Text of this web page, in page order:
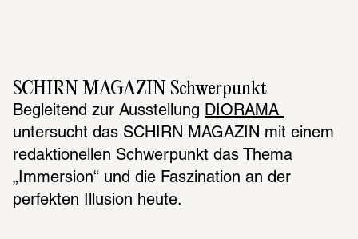
SCHIRN MAGAZIN Schwerpunkt
Begleitend zur Ausstellung
untersucht das SCHIRN MAGAZIN mit einem
redaktionellen Schwerpunkt das Thema
„Immersion“ und die Faszination an der
perfekten Illusion heute.